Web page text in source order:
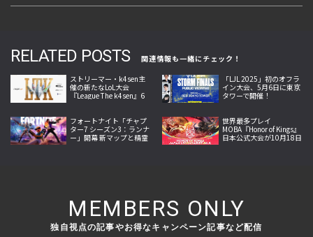
RELATED POSTS
関連情報も一緒にチェック！
ストリーマー・k4sen主
催の新たなLoL大会
『League The k4sen』6
「LJL 2025」初のオフラ
イン大会、5月6日に東京
タワーで開催！
フォートナイト「チャプ
ター7 シーズン3：ランナ
ー」開幕 新マップと精霊
世界最多プレイ
MOBA『Honor of Kings』
日本公式大会が10月18日
MEMBERS ONLY
独自視点の記事やお得なキャンペーン記事など配信